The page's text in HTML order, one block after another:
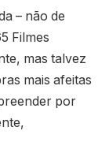
– não de
Filmes
mas talvez
mais afeitas
por